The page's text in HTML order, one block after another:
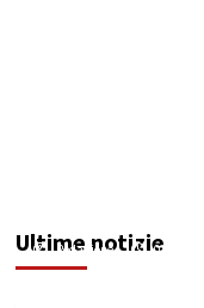
Ultime notizie
Redazione 07/08/2026